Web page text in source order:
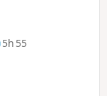
5h 55